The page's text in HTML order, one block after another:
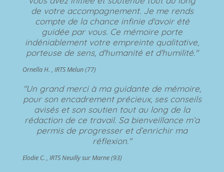
de votre accompagnement. Je me rends
compte de la chance infinie d'avoir été
guidée par vous. Ce mémoire porte
indéniablement votre empreinte qualitative,
porteuse de sens, d'humanité et d'humilité."
Ornella H. , IRTS Melun (77)
"Un grand merci à ma guidante de mémoire,
pour son encadrement précieux, ses conseils
avisés et son soutien tout au long de la
rédaction de ce travail. Sa bienveillance m’a
permis de progresser et d’enrichir ma
réflexion."
Elodie C. , IRTS Neuilly sur Marne (93)